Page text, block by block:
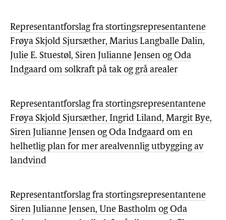
Representantforslag fra stortingsrepresentantene
Frøya Skjold Sjursæther, Marius Langballe Dalin,
Julie E. Stuestøl, Siren Julianne Jensen og Oda
Indgaard om solkraft på tak og grå arealer
Representantforslag fra stortingsrepresentantene
Frøya Skjold Sjursæther, Ingrid Liland, Margit Bye,
Siren Julianne Jensen og Oda Indgaard om en
helhetlig plan for mer arealvennlig utbygging av
landvind
Representantforslag fra stortingsrepresentantene
Siren Julianne Jensen, Une Bastholm og Oda